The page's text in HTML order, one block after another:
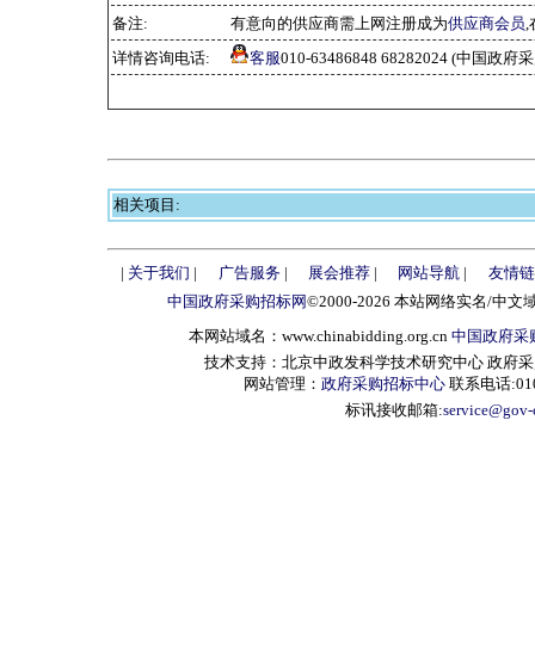
备注:
有意向的供应商需上网注册成为供应商会员,
详情咨询电话:
客服010-63486848 68282024 (中国政府
相关项目:
| 关于我们 | 广告服务| 展会推荐| 网站导航 |
友情
中国政府采购招标网©2000-2026 本站网络实名/中文
本网站域名：www.chinabidding.org.cn 中国政府采
技术支持：北京中政发科学技术研究中心 政府
网站管理： 政府采购招标中心 联系电话
标讯接收邮箱: